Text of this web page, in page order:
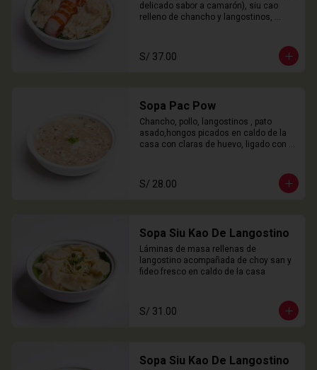
delicado sabor a camarón), siu cao
relleno de chancho y langostinos,
casa.
S/ 37.00
Sopa Pac Pow
Chancho, pollo, langostinos , pato
asado,hongos picados en caldo de la
casa con claras de huevo, ligado con
S/ 28.00
Sopa Siu Kao De Langostino
Láminas de masa rellenas de
langostino acompañada de choy san y
fideo fresco en caldo de la casa
S/ 31.00
Sopa Siu Kao De Langostino